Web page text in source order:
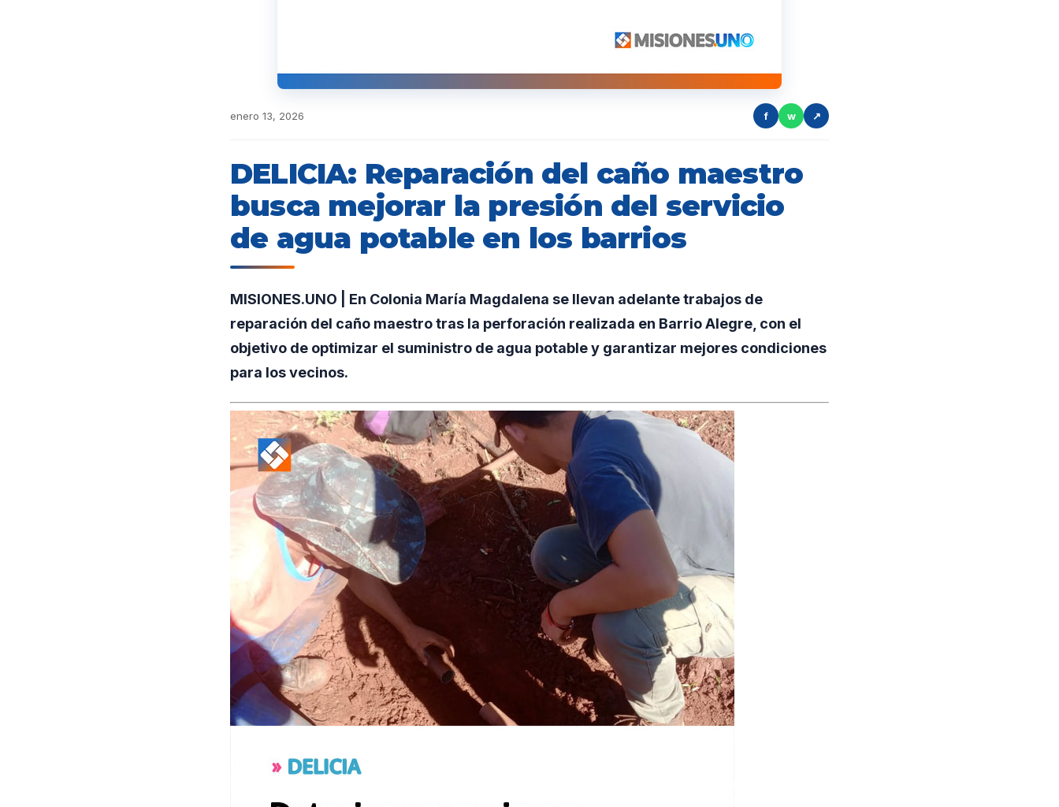
enero 13, 2026 f w ↗
DELICIA: Reparación del caño maestro
busca mejorar la presión del servicio
de agua potable en los barrios
MISIONES.UNO | En Colonia María Magdalena se llevan adelante trabajos de
reparación del caño maestro tras la perforación realizada en Barrio Alegre, con el
objetivo de optimizar el suministro de agua potable y garantizar mejores condiciones
para los vecinos.